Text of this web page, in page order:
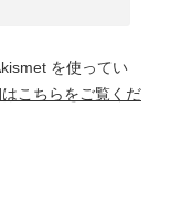
を使ってい
こちらをご覧くだ